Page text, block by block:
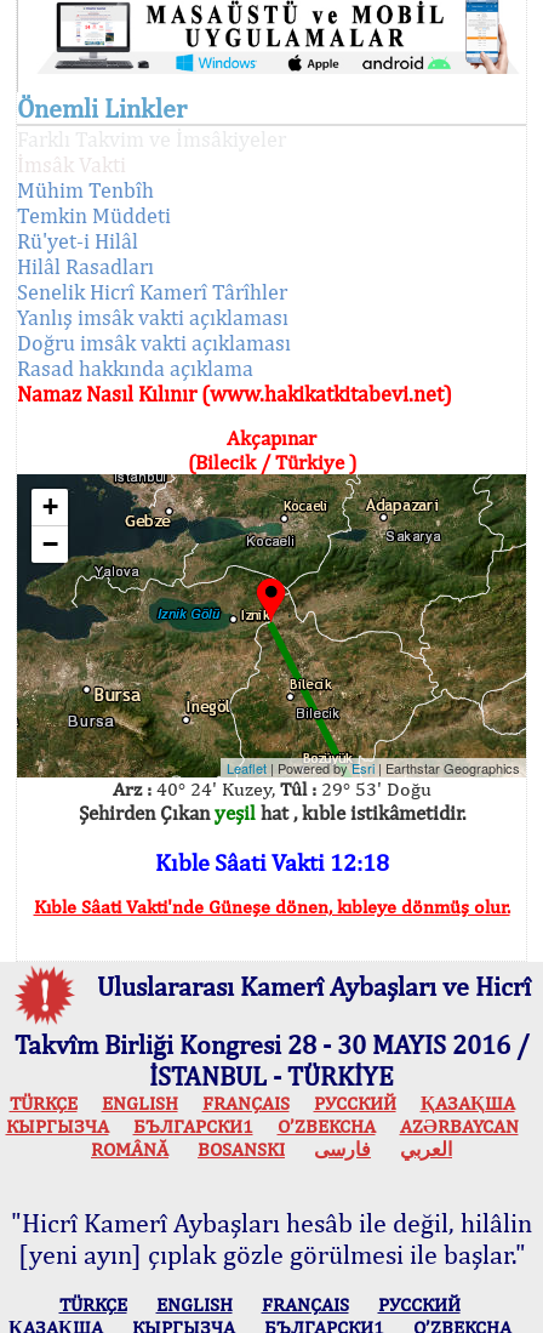
Önemli Linkler
İmsâk Vakti
Mühim Tenbîh
Temkin Müddeti
Rü'yet-i Hilâl
Hilâl Rasadları
Senelik Hicrî Kamerî Târîhler
Yanlış imsâk vakti açıklaması
Doğru imsâk vakti açıklaması
Rasad hakkında açıklama
Namaz Nasıl Kılınır (www.hakikatkitabevi.net)
Akçapınar
(Bilecik / Türkiye )
+
−
Leaflet | Powered byEsri| Earthstar Geographics
Arz :40° 24' Kuzey, Tûl :29° 53' Doğu
Şehirden Çıkanyeşilhat , kıble istikâmetidir.
Kıble Sâati Vakti 12:18
Kıble Sâati Vakti'nde Güneşe dönen, kıbleye dönmüş olur.
Uluslararası Kamerî Aybaşları ve Hicrî
Takvîm Birliği Kongresi 28 - 30 MAYIS 2016 /
İSTANBUL - TÜRKİYE
TÜRKÇE ENGLISH FRANÇAIS РУССКИЙ
ҚАЗАҚША
КЫPГЫЗЧA
БЪЛГАРСКИ1 O’ZBEKCHA
AZӘRBAYCAN
ROMÂNĂ
BOSANSKI العربي فارسی
"Hicrî Kamerî Aybaşları hesâb ile değil, hilâlin
[yeni ayın] çıplak gözle görülmesi ile başlar."
TÜRKÇE ENGLISH FRANÇAIS
РУССКИЙ
ҚАЗАҚША
КЫPГЫЗЧA БЪЛГАРСКИ1 O’ZBEKCHA